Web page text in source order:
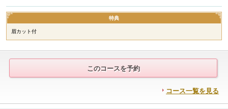
特典
眉カット付
このコースを予約
コース一覧を見る